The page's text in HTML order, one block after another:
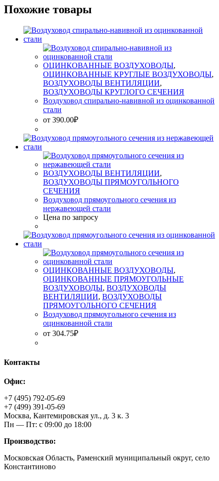
Похожие товары
ОЦИНКОВАННЫЕ ВОЗДУХОВОДЫ,
ОЦИНКОВАННЫЕ КРУГЛЫЕ ВОЗДУХОВОДЫ,
ВОЗДУХОВОДЫ ВЕНТИЛЯЦИИ,
ВОЗДУХОВОДЫ КРУГЛОГО СЕЧЕНИЯ
Воздуховод спирально-навивной из оцинкованной
стали
от 390.00₽
ВОЗДУХОВОДЫ ВЕНТИЛЯЦИИ,
ВОЗДУХОВОДЫ ПРЯМОУГОЛЬНОГО
СЕЧЕНИЯ
Воздуховод прямоугольного сечения из
нержавеющей стали
Цена по запросу
ОЦИНКОВАННЫЕ ВОЗДУХОВОДЫ,
ОЦИНКОВАННЫЕ ПРЯМОУГОЛЬНЫЕ
ВОЗДУХОВОДЫ, ВОЗДУХОВОДЫ
ВЕНТИЛЯЦИИ, ВОЗДУХОВОДЫ
ПРЯМОУГОЛЬНОГО СЕЧЕНИЯ
Воздуховод прямоугольного сечения из
оцинкованной стали
от 304.75₽
Контакты
Офис:
+7 (495) 792-05-69
+7 (499) 391-05-69
Москва, Кантемировская ул., д. 3 к. 3
Пн — Пт: с 09:00 до 18:00
Производство:
Московская Область, Раменский муниципальный округ, село
Константиново